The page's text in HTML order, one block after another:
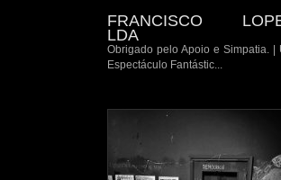
FRANCISCO
LDA
Obrigado pelo Apoio e Simpatia. |
Espectáculo Fantástic...